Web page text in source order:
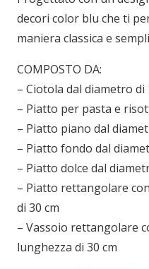
decori color blu che ti
maniera classica e
COMPOSTO DA:
– Ciotola dal diametro di
– Piatto per pasta e
– Piatto piano dal
– Piatto fondo dal
– Piatto dolce dal
– Piatto rettangolare
di 30 cm
– Vassoio rettangolare
lunghezza di 30 cm